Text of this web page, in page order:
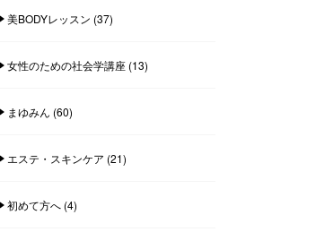
美BODYレッスン (37)
女性のための社会学講座(13)
まゆみん (60)
エステ・スキンケア (21)
初めて方へ(4)